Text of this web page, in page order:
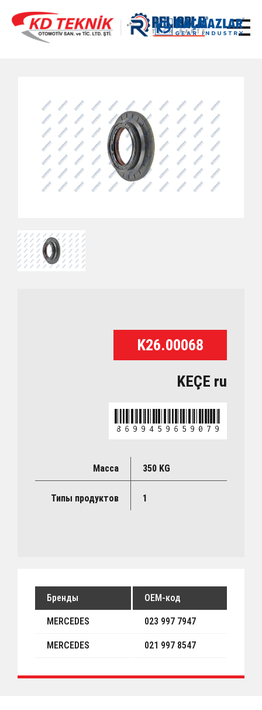
K26.00068
KEÇE ru
8699459659079
Масса 350 KG
Типы продуктов 1
Бренды OEM-код
MERCEDES 023 997 7947
MERCEDES 021 997 8547